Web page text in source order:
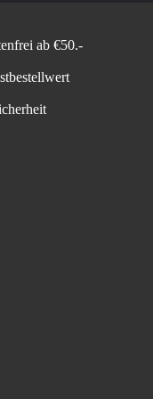
ab €50.-